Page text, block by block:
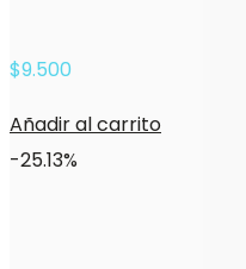
$9.500
Añadir al carrito
-25.13%